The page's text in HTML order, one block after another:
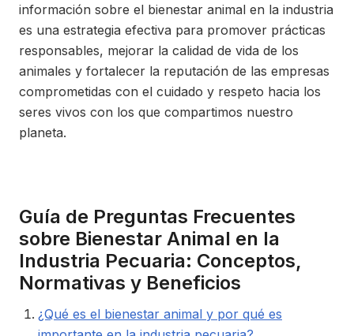
información sobre el bienestar animal en la industria
es una estrategia efectiva para promover prácticas
responsables, mejorar la calidad de vida de los
animales y fortalecer la reputación de las empresas
comprometidas con el cuidado y respeto hacia los
seres vivos con los que compartimos nuestro
planeta.
Guía de Preguntas Frecuentes
sobre Bienestar Animal en la
Industria Pecuaria: Conceptos,
Normativas y Beneficios
¿Qué es el bienestar animal y por qué es